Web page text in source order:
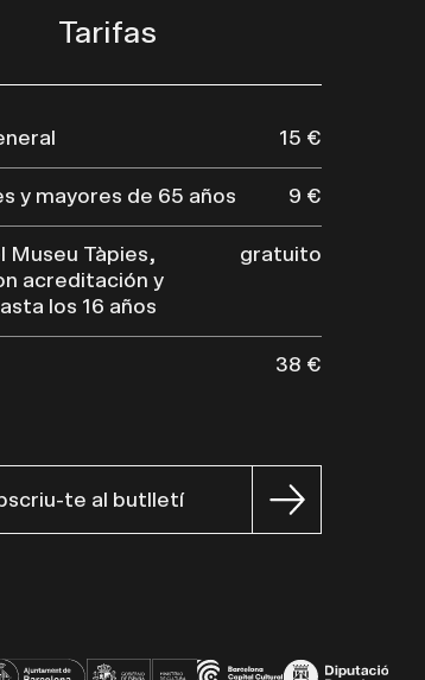
Tarifas
15 €
y mayores de 65 años 9 €
Museu Tàpies,
acreditación y
los 16 años
gratuito
38 €
te al butlletí